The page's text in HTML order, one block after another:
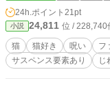
てくれれ
話、6時
時に更新
サク読み進め
と入れて頂
24h.ポイント 21pt
小説 24,811 位 / 228,740
猫 猫好き 呪い フ
サスペンス要素あり
じ